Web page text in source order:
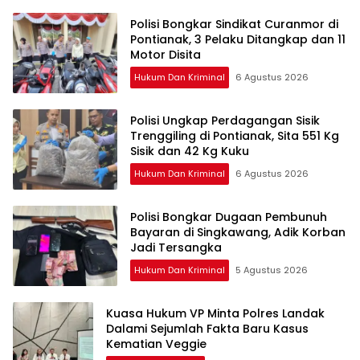
Polisi Bongkar Sindikat Curanmor di
Pontianak, 3 Pelaku Ditangkap dan 11
Motor Disita
Hukum Dan Kriminal 6 Agustus 2026
Polisi Ungkap Perdagangan Sisik
Trenggiling di Pontianak, Sita 551 Kg
Sisik dan 42 Kg Kuku
Hukum Dan Kriminal 6 Agustus 2026
Polisi Bongkar Dugaan Pembunuh
Bayaran di Singkawang, Adik Korban
Jadi Tersangka
Hukum Dan Kriminal 5 Agustus 2026
Kuasa Hukum VP Minta Polres Landak
Dalami Sejumlah Fakta Baru Kasus
Kematian Veggie